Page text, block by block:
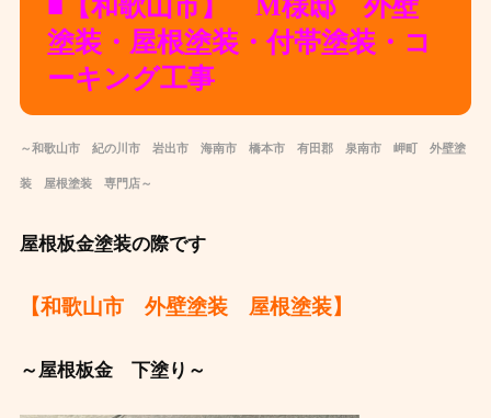
■【和歌山市】 M様邸 外壁
塗装・屋根塗装・付帯塗装・コ
ーキング工事
～和歌山市 紀の川市 岩出市 海南市 橋本市 有田郡 泉南市 岬町 外壁塗
装 屋根塗装 専門店～
屋根板金塗装の際です
【和歌山市 外壁塗装 屋根塗装】
～屋根板金 下塗り～